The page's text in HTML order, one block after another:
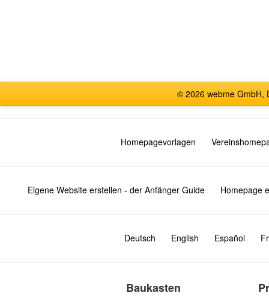
© 2026 webme GmbH,
Homepagevorlagen
Eigene Website erstellen - der Anfänger Guide Homepage
Deutsch English Español
Baukasten